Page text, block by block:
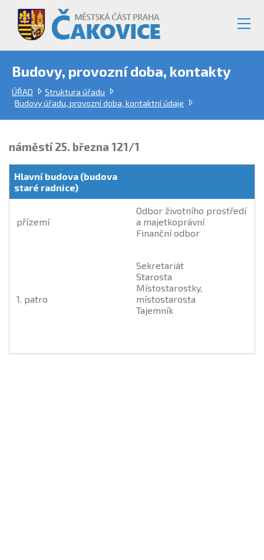
Budovy, provozní doba, kontakty
ÚŘAD
Struktura úřadu
Budovy úřadu, provozní doba, kontaktní údaje
náměstí 25. března 121/1
Hlavní budova (budova
staré radnice)
přízemí
Odbor životního prostředí
a majetkoprávní
Finanční odbor
1. patro
Sekretariát
Starosta
Místostarostky,
místostarosta
Tajemník